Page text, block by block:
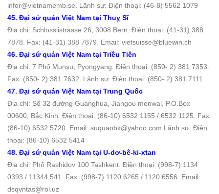
infor@vietnamemb.se. Lãnh sự: Điện thoại: (46-8) 5562 1079
45. Đại sứ quán Việt Nam tại Thuỵ Sĩ
Địa chỉ: Schlosslistrasse 26, 3008 Bern. Ðiện thoại: (41-31) 388
7878. Fax: (41-31) 388 7879. Email: vietsuisse@bluewin.ch
46. Đại sứ quán Việt Nam tại Triều Tiên
Địa chỉ: 7 Phố Munsu, Pyongyang. Ðiện thoại: (850- 2) 381 7353.
Fax: (850- 2) 381 7632. Lãnh sự: Điện thoại: (850- 2) 381 7111
47. Đại sứ quán Việt Nam tại Trung Quốc
Địa chỉ: Số 32 đường Guanghua, Jiangou menwai, P.O.Box
00600, Bắc Kinh. Ðiện thoại: (86-10) 6532 1155 / 6532 1125. Fax:
(86-10) 6532 5720. Email: suquanbk@yahoo.com Lãnh sự: Điện
thoại: (86-10) 6532 5414
48. Đại sứ quán Việt Nam tại U-dơ-bê-ki-xtan
Địa chỉ: Phố Rashidov 100 Tashkent. Ðiện thoại: (998-7) 1134
0393 / 11344 541. Fax: (998-7) 1120 6265 / 1120 6556. Email:
dsqvntas@rol.uz